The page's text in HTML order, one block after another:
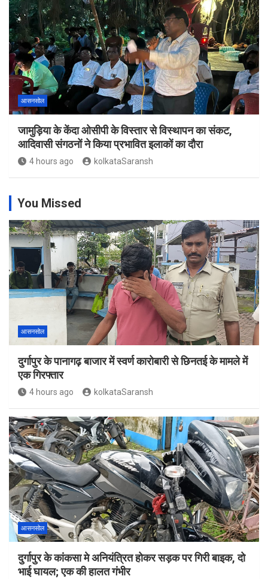
आसनसोल
जामुड़िया के केंदा ओसीपी के विस्तार से विस्थापन का संकट,
आदिवासी संगठनों ने किया प्रभावित इलाकों का दौरा
4 hours ago kolkataSaransh
You Missed
आसनसोल
दुर्गापुर के पानागढ़ बाजार में स्वर्ण कारोबारी से छिनतई के मामले में
एक गिरफ्तार
4 hours ago kolkataSaransh
आसनसोल
दुर्गापुर के कांकसा मे अनियंत्रित होकर सड़क पर गिरी बाइक, दो
भाई घायल; एक की हालत गंभीर